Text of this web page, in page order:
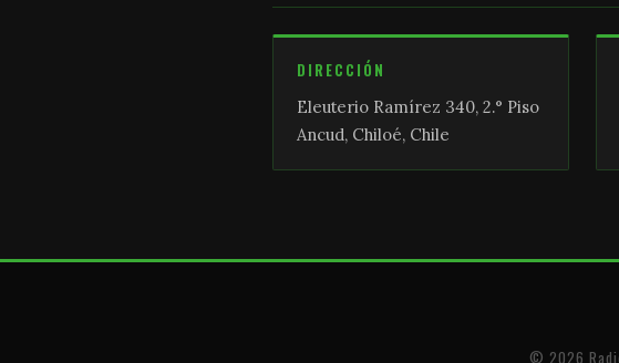
DIRECCIÓN
Eleuterio Ramírez 340, 2.° Piso
Ancud, Chiloé, Chile
© 2026